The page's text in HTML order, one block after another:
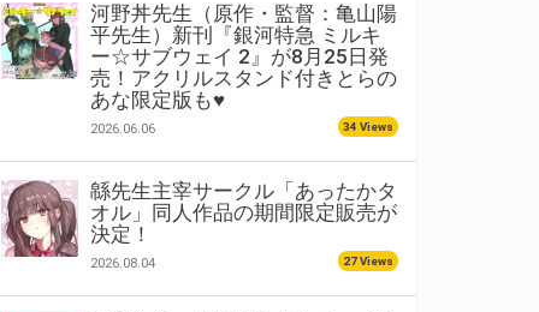
河野丼先生（原作・監督：亀山陽
平先生）新刊『銀河特急 ミルキ
ー☆サブウェイ 2』が8月25日発
売！アクリルスタンド付きとらの
あな限定版も♥
2026.06.06 34 Views
緜先生主宰サークル「あったかタ
オル」同人作品の期間限定販売が
決定！
2026.08.04 27 Views